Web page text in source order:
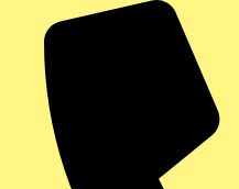
contenu